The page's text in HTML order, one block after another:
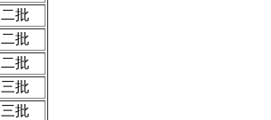
二批
二批
二批
三批
三批